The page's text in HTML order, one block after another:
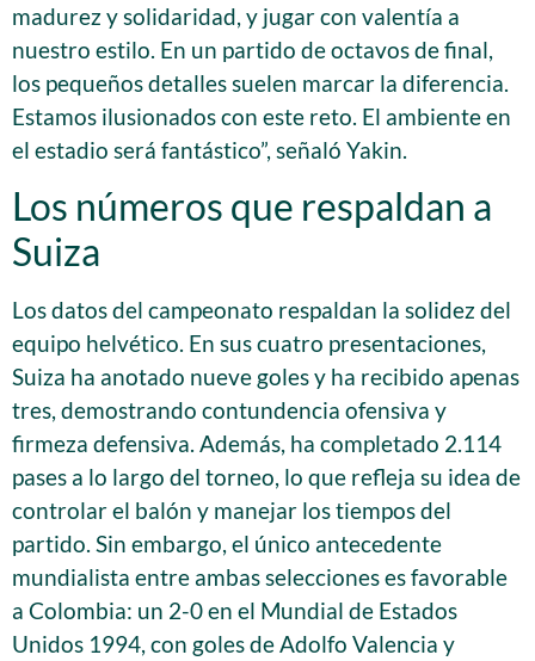
madurez y solidaridad, y jugar con valentía a
nuestro estilo. En un partido de octavos de final,
los pequeños detalles suelen marcar la diferencia.
Estamos ilusionados con este reto. El ambiente en
el estadio será fantástico”, señaló Yakin.
Los números que respaldan a
Suiza
Los datos del campeonato respaldan la solidez del
equipo helvético. En sus cuatro presentaciones,
Suiza ha anotado nueve goles y ha recibido apenas
tres, demostrando contundencia ofensiva y
firmeza defensiva. Además, ha completado 2.114
pases a lo largo del torneo, lo que refleja su idea de
controlar el balón y manejar los tiempos del
partido. Sin embargo, el único antecedente
mundialista entre ambas selecciones es favorable
a Colombia: un 2-0 en el Mundial de Estados
Unidos 1994, con goles de Adolfo Valencia y